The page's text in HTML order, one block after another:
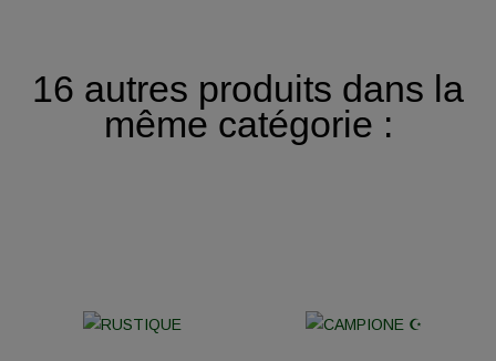
16 autres produits dans la
même catégorie :